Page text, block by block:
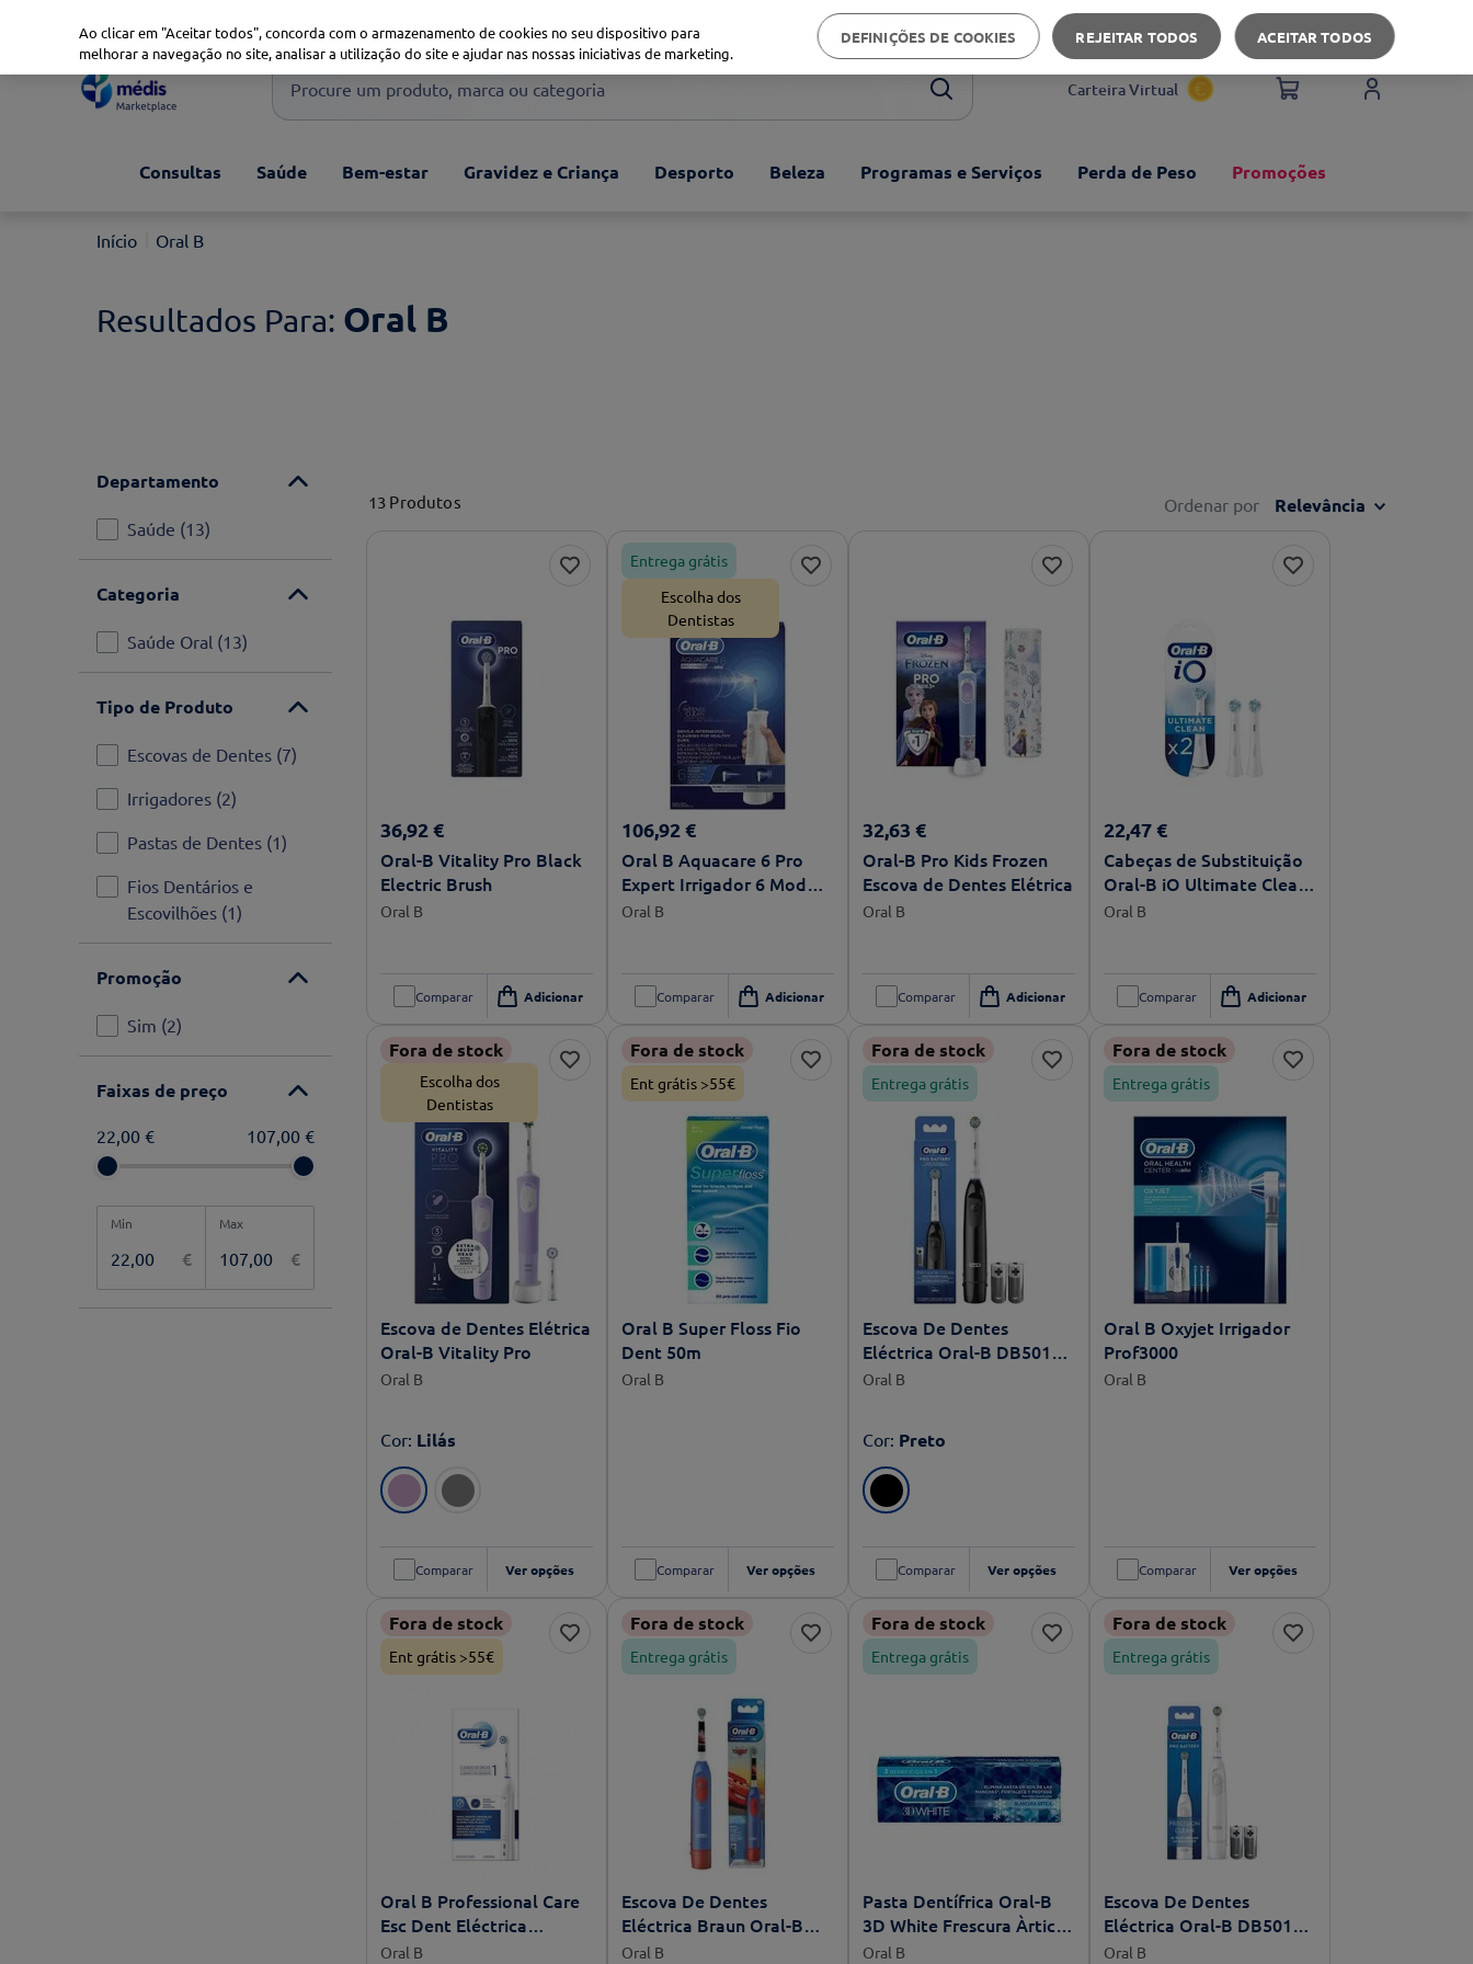
Apoio ao cliente
Procure um produto, marca ou categoria
1º xiaomi
Carteira Virtual
Consultas Saúde Bem-estar Gravidez e Criança Desporto Beleza Programas e Serviços Perda de Peso Promoções
Oral B
Oral B
Departamento
Saúde (13)
Categoria
Saúde Oral (13)
Tipo de Produto
Escovas de Dentes (7)
Irrigadores (2)
Pastas de Dentes (1)
Fios Dentários e
Escovilhões (1)
Promoção
Sim (2)
Faixas de preço
€ €
22,00 € 107,00 €
13 Produtos Ordenar por Relevância
36,92 €
Oral-B Vitality Pro Black
Electric Brush
Oral B
Comparar
Entrega grátis
Escolha dos
Dentistas
106,92 €
Oral B Aquacare 6 Pro
Expert Irrigador 6 Modos
Limpeza Portátil
Oral B
Comparar
32,63 €
Oral-B Pro Kids Frozen
Escova de Dentes Elétrica
Oral B
Comparar
22,47 €
Cabeças de Substituição
Oral-B iO Ultimate Clean
x2
Oral B
Comparar
Fora de stock
Escolha dos
Dentistas
Escova de Dentes Elétrica
Oral-B Vitality Pro
Oral B
Cor: Lilás
Comparar Ver opções
Fora de stock
Ent grátis >55€
Oral B Super Floss Fio
Dent 50m
Oral B
Comparar Ver opções
Fora de stock
Entrega grátis
Escova De Dentes
Eléctrica Oral-B DB5010
Preto
Oral B
Cor: Preto
Comparar Ver opções
Fora de stock
Entrega grátis
Oral B Oxyjet Irrigador
Prof3000
Oral B
Comparar Ver opções
Fora de stock
Ent grátis >55€
Oral B Professional Care
Esc Dent Eléctrica
Cuidado Gengivas 1
Oral B
Fora de stock
Entrega grátis
Escova De Dentes
Eléctrica Braun Oral-B
DB5510 Carros
Oral B
Fora de stock
Entrega grátis
Pasta Dentífrica Oral-B
3D White Frescura Àrtica
75ml
Oral B
Fora de stock
Entrega grátis
Escova De Dentes
Eléctrica Oral-B DB5010
Branco
Oral B
Ao clicar em "Aceitar todos", concorda com o armazenamento de cookies no seu dispositivo para
melhorar a navegação no site, analisar a utilização do site e ajudar nas nossas iniciativas de marketing.
DEFINIÇÕES DE COOKIES REJEITAR TODOS ACEITAR TODOS